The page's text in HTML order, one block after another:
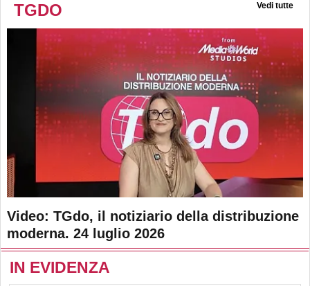
TGDO Vedi tutte
Video: TGdo, il notiziario della distribuzione
moderna. 24 luglio 2026
IN EVIDENZA